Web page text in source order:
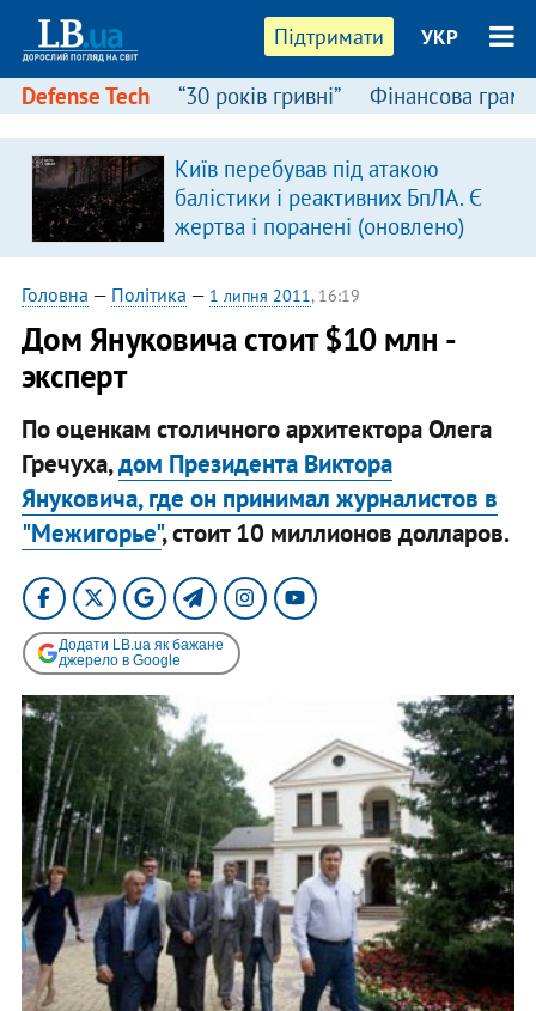
Підтримати УКР
Defense Tech “30 років гривні” Фінансова
Київ перебував під атакою
балістики і реактивних БпЛА. Є
жертва і поранені (оновлено)
Головна — Політика — 1 липня 2011, 16:19
Дом Януковича стоит $10 млн -
эксперт
По оценкам столичного архитектора Олега
Гречуха,дом Президента Виктора
Януковича, где он принимал журналистов в
"Межигорье", стоит 10 миллионов долларов.
Додати LB.ua як бажане
джерело в Google